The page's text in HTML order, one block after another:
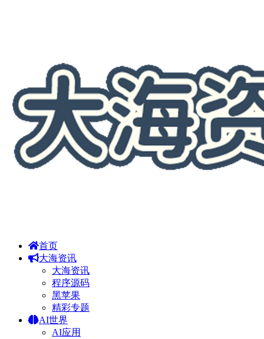
首页
大海资讯
大海资讯
程序源码
黑苹果
精彩专题
AI世界
AI应用